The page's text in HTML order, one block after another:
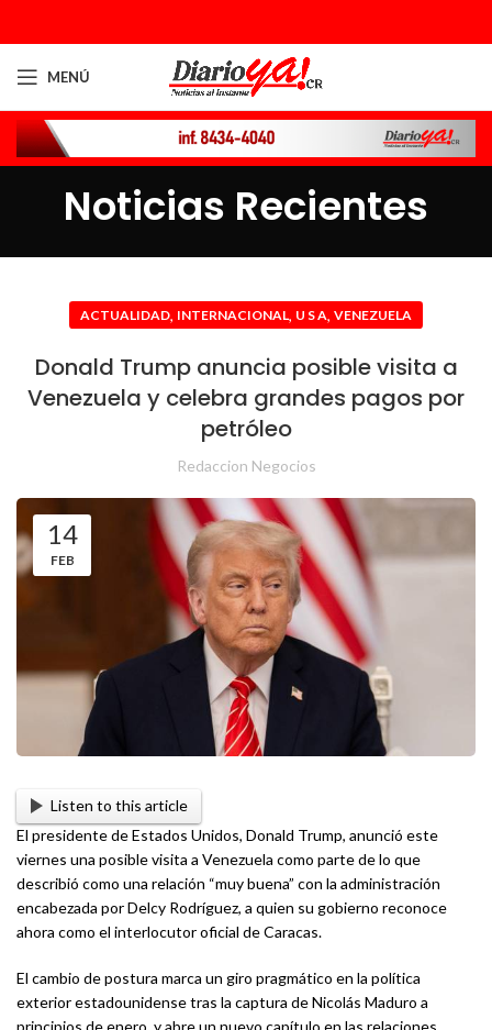
MENÚ
Noticias Recientes
ACTUALIDAD, INTERNACIONAL, U S A, VENEZUELA
Donald Trump anuncia posible visita a
Venezuela y celebra grandes pagos por
petróleo
Redaccion Negocios
14
FEB
Listen to this article
El presidente de Estados Unidos, Donald Trump, anunció este
viernes una posible visita a Venezuela como parte de lo que
describió como una relación “muy buena” con la administración
encabezada por Delcy Rodríguez, a quien su gobierno reconoce
ahora como el interlocutor oficial de Caracas.
El cambio de postura marca un giro pragmático en la política
exterior estadounidense tras la captura de Nicolás Maduro a
principios de enero, y abre un nuevo capítulo en las relaciones